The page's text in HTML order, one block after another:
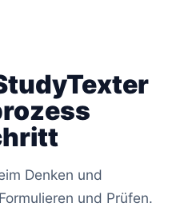
Denken und
und Prüfen.